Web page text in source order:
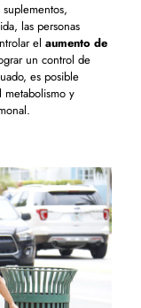
las personas
el aumento de
un control de
es posible
y